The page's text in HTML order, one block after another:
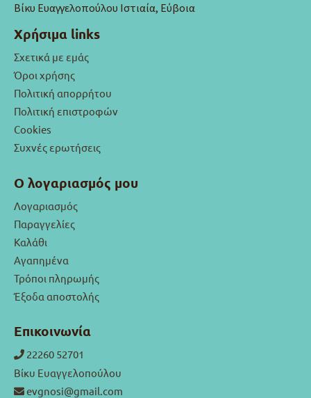
Βίκυ Ευαγγελοπούλου Ιστιαία, Εύβοια
Χρήσιμα links
Σχετικά με εμάς
Όροι χρήσης
Πολιτική απορρήτου
Πολιτική επιστροφών
Cookies
Συχνές ερωτήσεις
Ο λογαριασμός μου
Λογαριασμός
Παραγγελίες
Καλάθι
Αγαπημένα
Τρόποι πληρωμής
Έξοδα αποστολής
Επικοινωνία
22260 52701
Βίκυ Ευαγγελοπούλου
evgnosi@gmail.com